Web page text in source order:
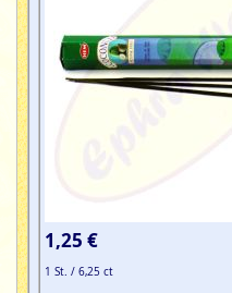
1,25 €
1 St. / 6,25 ct